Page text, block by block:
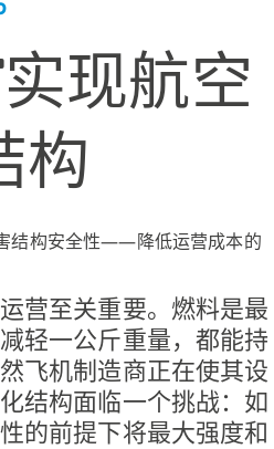
现航空
构
结构安全性——降低运营成本的
营至关重要。燃料是最
轻一公斤重量，都能持
飞机制造商正在使其设
结构面临一个挑战：如
的前提下将最大强度和